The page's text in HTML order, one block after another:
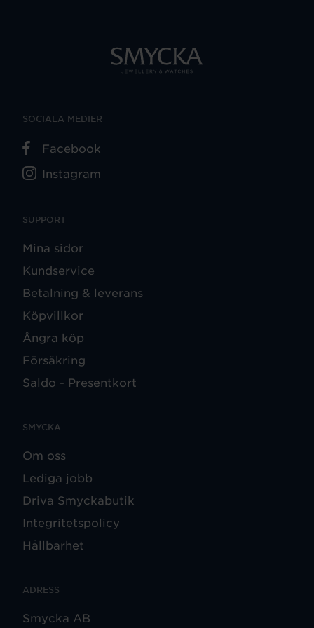
SUPPORT
Mina sidor
Kundservice
Betalning & leverans
Köpvillkor
Ångra köp
Försäkring
Saldo - Presentkort
SMYCKA
Om oss
Lediga jobb
Driva Smyckabutik
Integritetspolicy
Hållbarhet
ADRESS
Smycka AB
SOCIALA MEDIER
Facebook
Instagram